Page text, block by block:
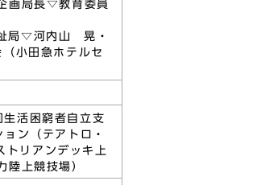
画局長▽教育委員
局▽河内山 晃・
小田急ホテルセ
活困窮者自立支
ン（テアトロ・
リアンデッキ上
上競技場）